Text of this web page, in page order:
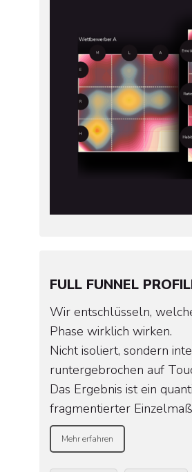
FULL FUNNEL
Wir entschlüsseln,
Phase wirklich wirken.
Nicht isoliert, sondern
runtergebrochen auf
Das Ergebnis ist ein
fragmentierter
Mehr erfahren